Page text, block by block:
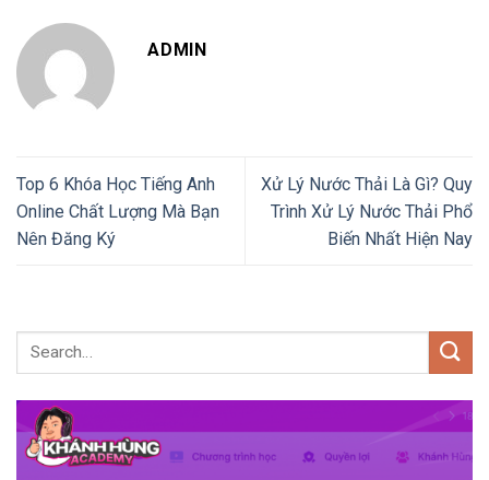
ADMIN
Top 6 Khóa Học Tiếng Anh
Online Chất Lượng Mà Bạn
Nên Đăng Ký
Xử Lý Nước Thải Là Gì? Quy
Trình Xử Lý Nước Thải Phổ
Biến Nhất Hiện Nay